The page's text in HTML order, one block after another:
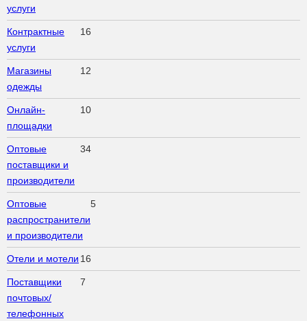
услуги
Контрактные
услуги
16
Магазины
одежды
12
Онлайн-
площадки
10
Оптовые
поставщики и
производители
34
Оптовые
распространители
и производители
5
Отели и мотели 16
Поставщики
почтовых/
телефонных
7